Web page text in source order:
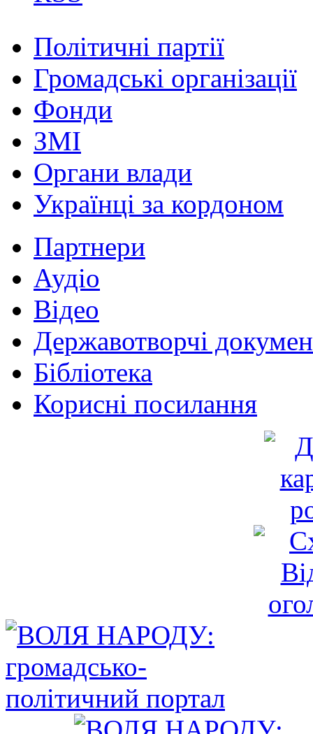
Політичні партії
Громадські організації
Фонди
ЗМІ
Органи влади
Українці за кордоном
Партнери
Аудіо
Відео
Державотворчі
Бібліотека
Корисні посилання